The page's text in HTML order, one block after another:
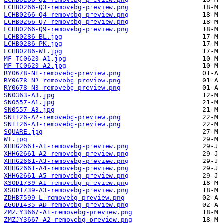
LCHB0266-Q3-removebg-preview.png
LCHB0266-Q4-removebg-preview.png
LCHB0266-Q7-removebg-preview.png
LCHB0266-Q9-removebg-preview.png
LCHB0286-BL.jpg
LCHB0286-PK.jpg
LCHB0286-WT.jpg
MF-TC0620-A1.jpg
MF-TC0620-A2.jpg
RY0678-N1-removebg-preview.png
RY0678-N2-removebg-preview.png
RY0678-N3-removebg-preview.png
SN0363-A8.jpg
SN0557-A1.jpg
SN0557-A3.jpg
SN1126-A2-removebg-preview.png
SN1126-A3-removebg-preview.png
SQUARE.jpg
WT.jpg
XHHG2661-A1-removebg-preview.png
XHHG2661-A2-removebg-preview.png
XHHG2661-A3-removebg-preview.png
XHHG2661-A4-removebg-preview.png
XHHG2661-A5-removebg-preview.png
XSOD1739-A1-removebg-preview.png
XSOD1739-A3-removebg-preview.png
ZDHB7599-L-removebg-preview.png
ZGOD1435-AD-removebg-preview.png
ZMZJY3667-A1-removebg-preview.png
ZMZJY3667-A2-removebg-preview.png